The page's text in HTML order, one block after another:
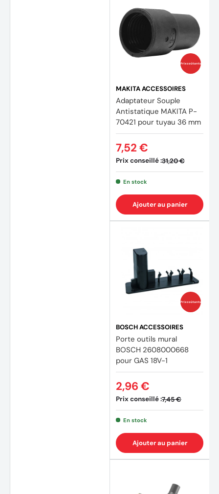
Prix coûtants
MAKITA ACCESSOIRES
Adaptateur Souple
Antistatique MAKITA P-
70421 pour tuyau 36 mm
Prix conseillé :31,20 €
7,52 €
En stock
Ajouter au panier
Prix coûtants
BOSCH ACCESSOIRES
Porte outils mural
BOSCH 2608000668
pour GAS 18V-1
Prix conseillé :7,45 €
2,96 €
En stock
Ajouter au panier